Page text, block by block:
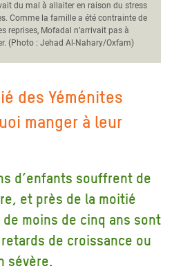
du mal à allaiter en raison du stress
Comme la famille a été contrainte de
reprises, Mofadal n’arrivait pas à
(Photo : Jehad Al-Nahary/Oxfam)
des Yéménites
manger à leur
d’enfants souffrent de
et près de la moitié
moins de cinq ans sont
de croissance ou
sévère.